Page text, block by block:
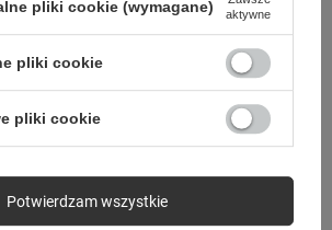
pliki cookie (wymagane)
aktywne
pliki cookie
pliki cookie
Potwierdzam wszystkie